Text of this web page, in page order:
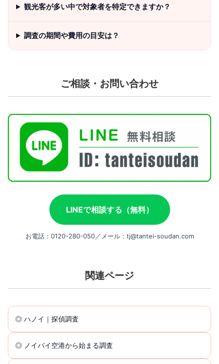
観光客が多い中で対象者を特定できますか？
調査の期間や費用の目安は？
ご相談・お問い合わせ
LINEで相談する（無料）
お電話：0120-280-050／メール：tj@tantei-soudan.com
関連ページ
◎ ハノイ｜探偵調査
◎ ノイバイ空港から始まる調査